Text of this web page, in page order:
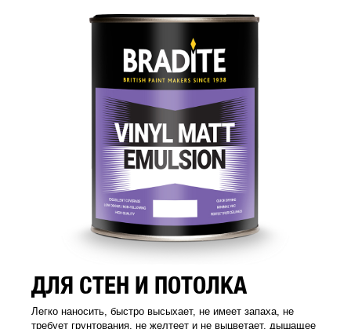
ДЛЯ СТЕН И ПОТОЛКА
Легко наносить, быстро высыхает, не имеет запаха, не
требует грунтования, не желтеет и не выцветает, дышащее